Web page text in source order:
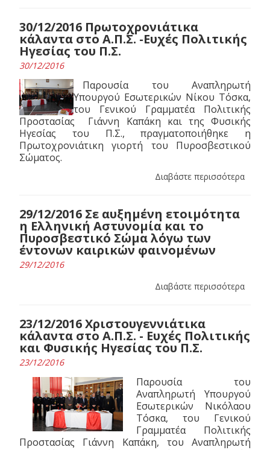
30/12/2016 Πρωτοχρονιάτικα
κάλαντα στο Α.Π.Σ. -Ευχές Πολιτικής
Ηγεσίας του Π.Σ.
30/12/2016
Παρουσία του Αναπληρωτή
Υπουργού Εσωτερικών Νίκου Τόσκα,
του Γενικού Γραμματέα Πολιτικής
Προστασίας Γιάννη Καπάκη και της Φυσικής
Ηγεσίας του Π.Σ., πραγματοποιήθηκε η
Πρωτοχρονιάτικη γιορτή του Πυροσβεστικού
Σώματος.
Διαβάστε περισσότερα
29/12/2016 Σε αυξημένη ετοιμότητα
η Ελληνική Αστυνομία και το
Πυροσβεστικό Σώμα λόγω των
έντονων καιρικών φαινομένων
29/12/2016
Διαβάστε περισσότερα
23/12/2016 Χριστουγεννιάτικα
κάλαντα στο Α.Π.Σ. - Ευχές Πολιτικής
και Φυσικής Ηγεσίας του Π.Σ.
23/12/2016
Παρουσία του
Αναπληρωτή Υπουργoύ
Εσωτερικών Νικόλαου
Τόσκα, του Γενικού
Γραμματέα Πολιτικής
Προστασίας Γιάννη Καπάκη, του Αναπληρωτή